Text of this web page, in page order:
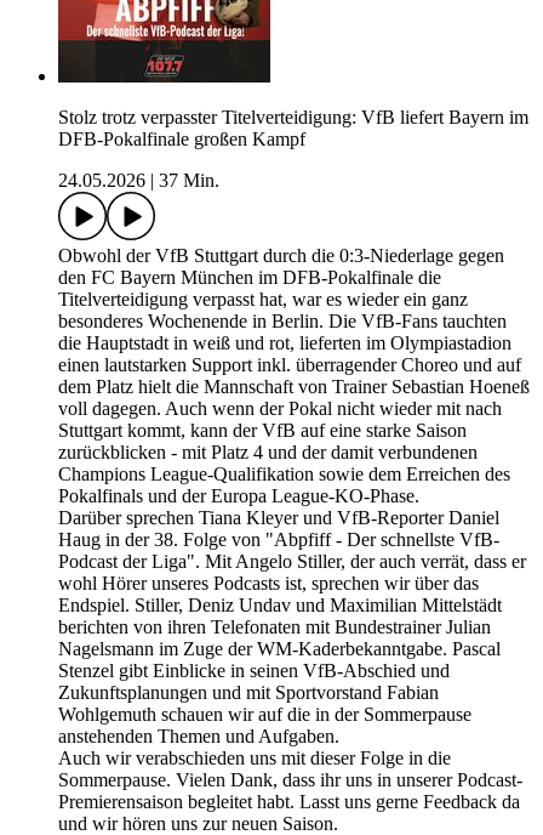
Stolz trotz verpasster Titelverteidigung: VfB liefert Bayern im
DFB-Pokalfinale großen Kampf
24.05.2026
37 Min.
Obwohl der VfB Stuttgart durch die 0:3-Niederlage gegen
den FC Bayern München im DFB-Pokalfinale die
Titelverteidigung verpasst hat, war es wieder ein ganz
besonderes Wochenende in Berlin. Die VfB-Fans tauchten
die Hauptstadt in weiß und rot, lieferten im Olympiastadion
einen lautstarken Support inkl. überragender Choreo und auf
dem Platz hielt die Mannschaft von Trainer Sebastian Hoeneß
voll dagegen. Auch wenn der Pokal nicht wieder mit nach
Stuttgart kommt, kann der VfB auf eine starke Saison
zurückblicken - mit Platz 4 und der damit verbundenen
Champions League-Qualifikation sowie dem Erreichen des
Pokalfinals und der Europa League-KO-Phase.
Darüber sprechen Tiana Kleyer und VfB-Reporter Daniel
Haug in der 38. Folge von "Abpfiff - Der schnellste VfB-
Podcast der Liga". Mit Angelo Stiller, der auch verrät, dass er
wohl Hörer unseres Podcasts ist, sprechen wir über das
Endspiel. Stiller, Deniz Undav und Maximilian Mittelstädt
berichten von ihren Telefonaten mit Bundestrainer Julian
Nagelsmann im Zuge der WM-Kaderbekanntgabe. Pascal
Stenzel gibt Einblicke in seinen VfB-Abschied und
Zukunftsplanungen und mit Sportvorstand Fabian
Wohlgemuth schauen wir auf die in der Sommerpause
anstehenden Themen und Aufgaben.
Auch wir verabschieden uns mit dieser Folge in die
Sommerpause. Vielen Dank, dass ihr uns in unserer Podcast-
Premierensaison begleitet habt. Lasst uns gerne Feedback da
und wir hören uns zur neuen Saison.